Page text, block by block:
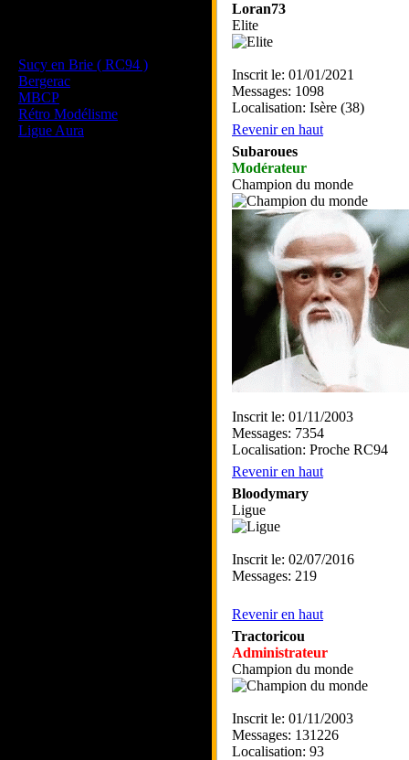
Sucy en Brie ( RC94 )
Bergerac
MBCP
Rétro Modélisme
Ligue Aura
Loran73
Elite
Inscrit le: 01/01/2021
Messages: 1098
Localisation: Isère (38)
Revenir en haut
Subaroues
Modérateur
Champion du monde
Inscrit le: 01/11/2003
Messages: 7354
Localisation: Proche RC94
Revenir en haut
Bloodymary
Ligue
Inscrit le: 02/07/2016
Messages: 219
Revenir en haut
Tractoricou
Administrateur
Champion du monde
Inscrit le: 01/11/2003
Messages: 131226
Localisation: 93